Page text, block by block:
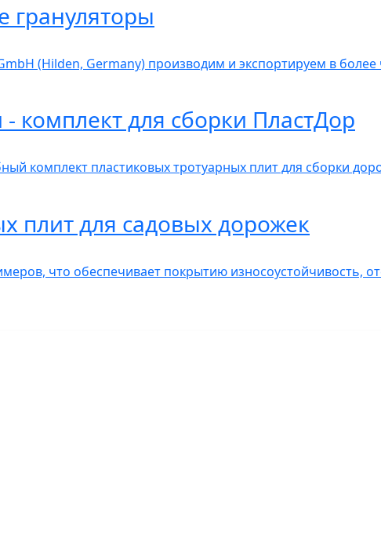
грануляторы
(Hilden, Germany) производим и экспортируем в
комплект для сборки ПластДор
комплект пластиковых тротуарных плит для сборки
плит для садовых дорожек
что обеспечивает покрытию износоустойчивость,